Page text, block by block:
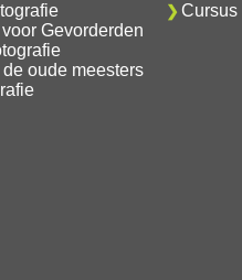
Gevorderden
oude meesters
Cursus